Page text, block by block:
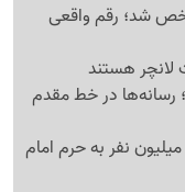
شد؛ رقم واقعی
لانچر هستند
رسانه‌ها در خط مقدم
رکورد حضور زائران اربعین در نجف؛ 17.5 میلیون نفر به حرم امام